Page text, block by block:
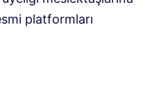
platformları